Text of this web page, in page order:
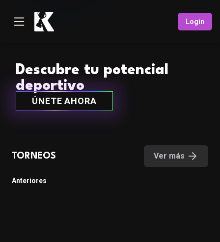
Login
Descubre tu potencial
deportivo
ÚNETE AHORA
TORNEOS Ver más
Anteriores